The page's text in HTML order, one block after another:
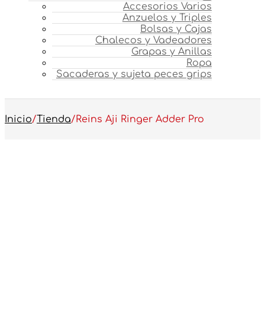
Accesorios Varios
Anzuelos y Triples
Bolsas y Cajas
Chalecos y Vadeadores
Grapas y Anillas
Ropa
Sacaderas y sujeta peces grips
Inicio/Tienda/Reins Aji Ringer Adder Pro